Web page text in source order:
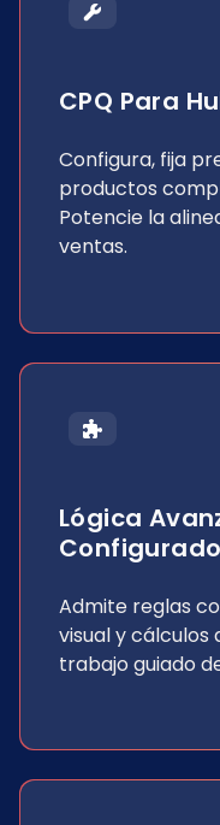
CPQ Para
Configura, fija
productos
Potencie la
ventas.
Lógica
Admite reglas
visual y cálculos
trabajo guiado